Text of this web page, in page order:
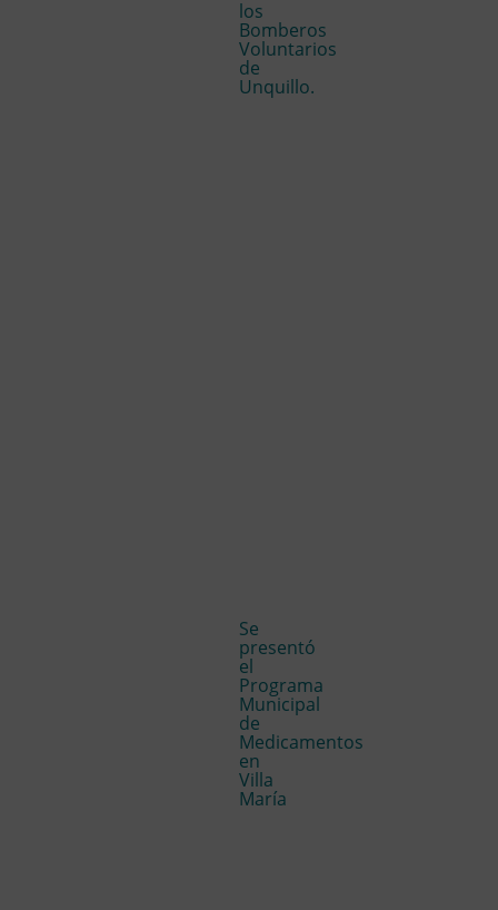
los
Bomberos
Voluntarios
de
Unquillo.
Se
presentó
el
Programa
Municipal
de
Medicamentos
en
Villa
María